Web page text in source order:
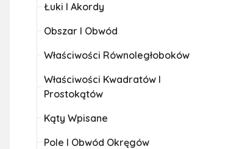
Łuki I Akordy
Obszar I Obwód
Właściwości Równoległoboków
Właściwości Kwadratów I
Prostokątów
Kąty Wpisane
Pole I Obwód Okręgów